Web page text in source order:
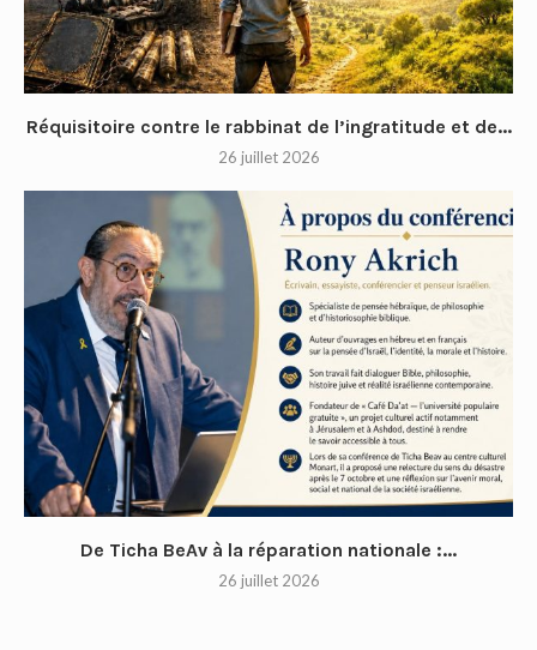
Réquisitoire contre le rabbinat de l’ingratitude et de...
26 juillet 2026
De Ticha BeAv à la réparation nationale :...
26 juillet 2026